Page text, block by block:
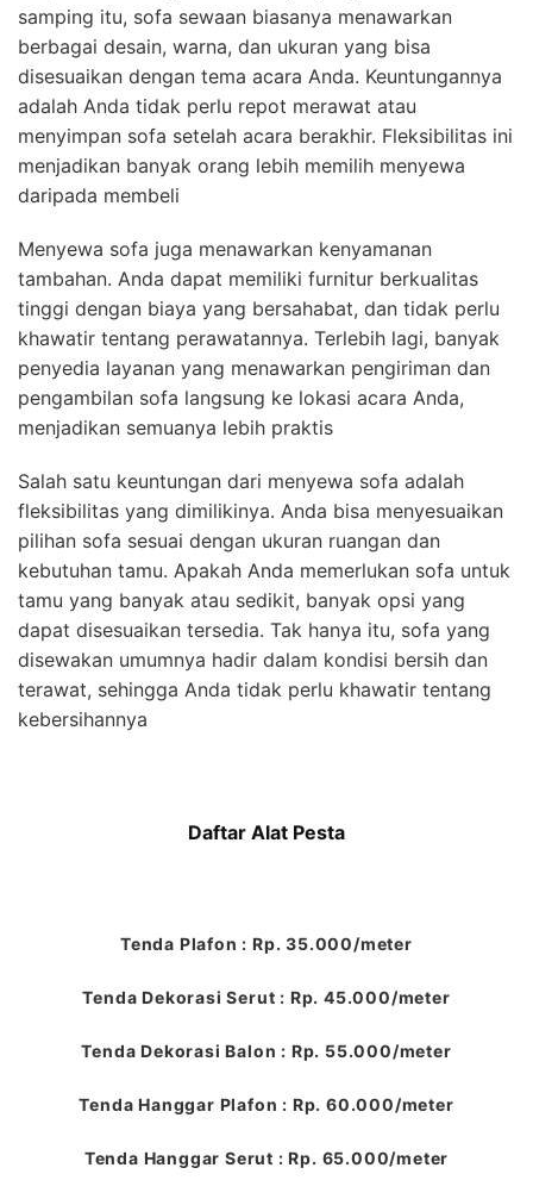
samping itu, sofa sewaan biasanya menawarkan
berbagai desain, warna, dan ukuran yang bisa
disesuaikan dengan tema acara Anda. Keuntungannya
adalah Anda tidak perlu repot merawat atau
menyimpan sofa setelah acara berakhir. Fleksibilitas ini
menjadikan banyak orang lebih memilih menyewa
daripada membeli
Menyewa sofa juga menawarkan kenyamanan
tambahan. Anda dapat memiliki furnitur berkualitas
tinggi dengan biaya yang bersahabat, dan tidak perlu
khawatir tentang perawatannya. Terlebih lagi, banyak
penyedia layanan yang menawarkan pengiriman dan
pengambilan sofa langsung ke lokasi acara Anda,
menjadikan semuanya lebih praktis
Salah satu keuntungan dari menyewa sofa adalah
fleksibilitas yang dimilikinya. Anda bisa menyesuaikan
pilihan sofa sesuai dengan ukuran ruangan dan
kebutuhan tamu. Apakah Anda memerlukan sofa untuk
tamu yang banyak atau sedikit, banyak opsi yang
dapat disesuaikan tersedia. Tak hanya itu, sofa yang
disewakan umumnya hadir dalam kondisi bersih dan
terawat, sehingga Anda tidak perlu khawatir tentang
kebersihannya
Daftar Alat Pesta
Tenda Plafon : Rp. 35.000/meter
Tenda Dekorasi Serut : Rp. 45.000/meter
Tenda Dekorasi Balon : Rp. 55.000/meter
Tenda Hanggar Plafon : Rp. 60.000/meter
Tenda Hanggar Serut : Rp. 65.000/meter